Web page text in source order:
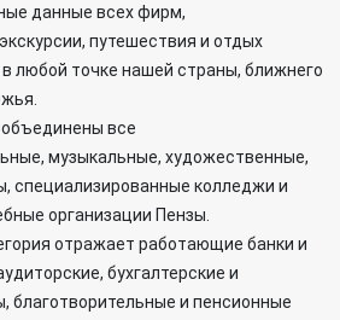
данные всех фирм,
путешествия и отдых
любой точке нашей страны, ближнего
все
музыкальные, художественные,
специализированные колледжи и
организации Пензы.
отражает работающие банки и
бухгалтерские и
благотворительные и пенсионные